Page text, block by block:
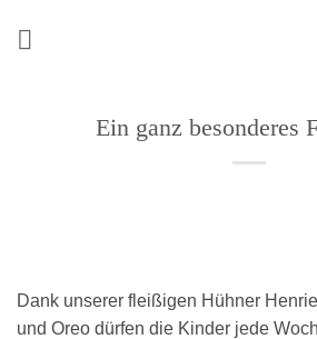
Ein ganz besonderes
Dank unserer fleißigen Hühner
und Oreo dürfen die Kinder jede